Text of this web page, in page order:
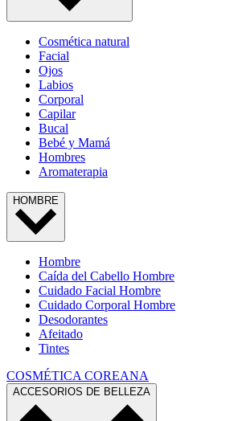
Cosmética natural
Facial
Ojos
Labios
Corporal
Capilar
Bucal
Bebé y Mamá
Hombres
Aromaterapia
HOMBRE
Hombre
Caída del Cabello Hombre
Cuidado Facial Hombre
Cuidado Corporal Hombre
Desodorantes
Afeitado
Tintes
COSMÉTICA COREANA
ACCESORIOS DE BELLEZA